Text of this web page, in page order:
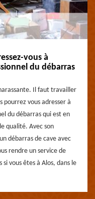
vous à
du débarras
Il faut travailler
pourrez vous adresser à
du débarras qui est en
qualité. Avec son
débarras de cave avec
rendre un service de
vous êtes à Alos, dans le